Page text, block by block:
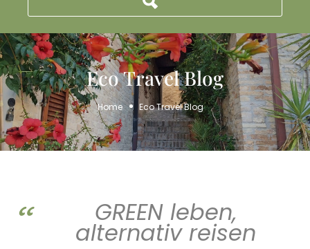
Eco Travel Blog
Home Eco Travel Blog
GREEN leben,
alternativ reisen